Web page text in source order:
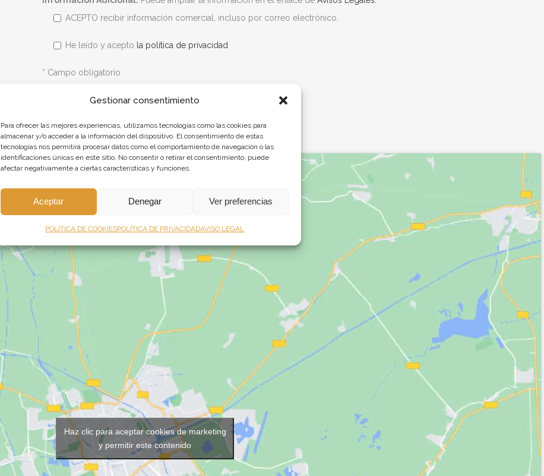
Gestionar consentimiento
Para ofrecer las mejores experiencias, utilizamos tecnologías como las cookies para
almacenar y/o acceder a la información del dispositivo. El consentimiento de estas
tecnologías nos permitirá procesar datos como el comportamiento de navegación o las
identificaciones únicas en este sitio. No consentir o retirar el consentimiento, puede
afectar negativamente a ciertas características y funciones.
Aceptar Denegar Ver preferencias
POLÍTICA DE COOKIESPOLÍTICA DE PRIVACIDADAVISO LEGAL
ACEPTO recibir información comercial, incluso por correo electrónico.
He leído y acepto la política de privacidad
* Campo obligatorio
Haz clic para aceptar cookies de marketing
y permitir este contenido